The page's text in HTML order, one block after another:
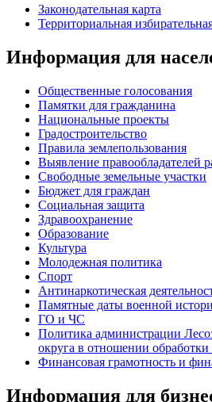
Законодательная карта
Территориальная
Информация для
Общественные голосования
Памятки для гражданина
Национальные проекты
Градостроительство
Правила землепользования
Выявление правообладателей
Свободные земельные участки
Бюджет для граждан
Социальная защита
Здравоохранение
Образование
Культура
Молодежная политика
Спорт
Антинаркотическая
Памятные даты военной
ГО и ЧС
Политика администрации
округа в отношении
Финансовая грамотность и
Информация для